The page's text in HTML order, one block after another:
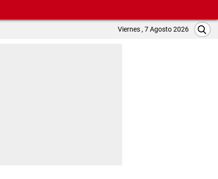
Viernes , 7 Agosto 2026